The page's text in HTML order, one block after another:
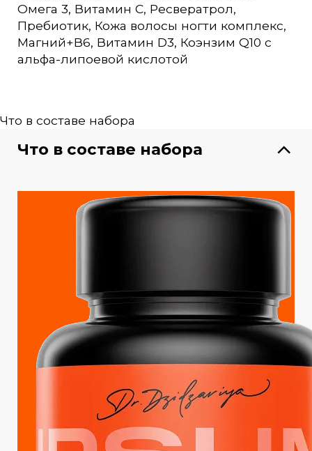
Омега 3, Витамин С, Ресвератрол,
Пребиотик, Кожа волосы ногти комплекс,
Магний+В6, Витамин D3, Коэнзим Q10 с
альфа-липоевой кислотой
Что в составе набора
Что в составе набора